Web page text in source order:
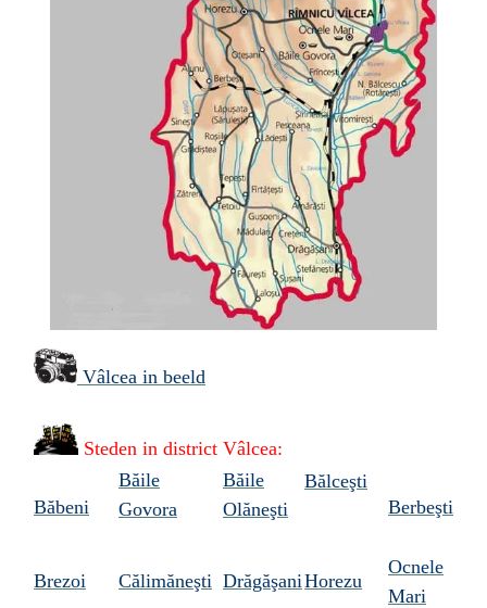
Vâlcea in beeld
Steden in district Vâlcea:
Băbeni
Băile
Govora
Băile
Olăneşti
Bălceşti
Berbeşti
Brezoi Călimăneşti DrăgăşaniHorezu
Ocnele
Mari